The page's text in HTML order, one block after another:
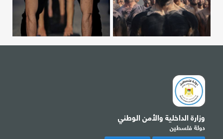
وزارة الداخلية والأمن الوطني
دولة فلسطين